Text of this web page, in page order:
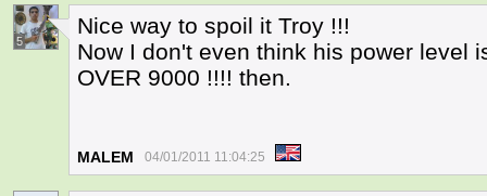
5
Nice way to spoil it Troy !!!
Now I don't even think his power level
OVER 9000 !!!! then.
MALEM 04/01/2011 11:04:25